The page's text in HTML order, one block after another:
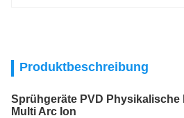
Produktbeschreibung
Sprühgeräte PVD
Multi Arc Ion